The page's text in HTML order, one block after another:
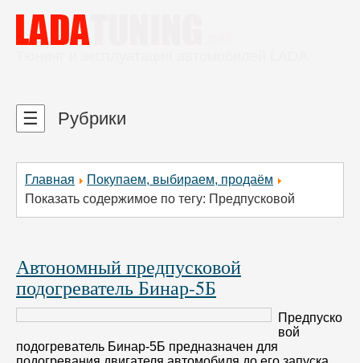
Главная
Покупаем, выбираем, продаём
Показать содержимое по тегу: Предпусковой
Автономный предпусковой
подогреватель Бинар-5Б
Предпуско
вой
подогреватель Бинар-5Б предназначен для
☰ Рубрики